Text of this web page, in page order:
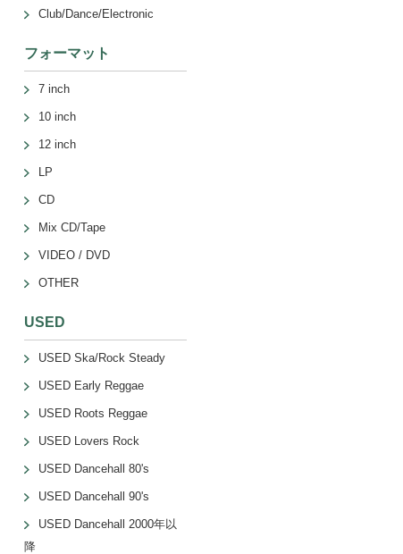
Club/Dance/Electronic
フォーマット
7 inch
10 inch
12 inch
LP
CD
Mix CD/Tape
VIDEO / DVD
OTHER
USED
USED Ska/Rock Steady
USED Early Reggae
USED Roots Reggae
USED Lovers Rock
USED Dancehall 80's
USED Dancehall 90's
USED Dancehall 2000年以
降